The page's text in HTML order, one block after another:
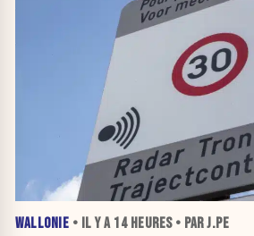
WALLONIE • IL Y A 14 HEURES• PAR J.PE